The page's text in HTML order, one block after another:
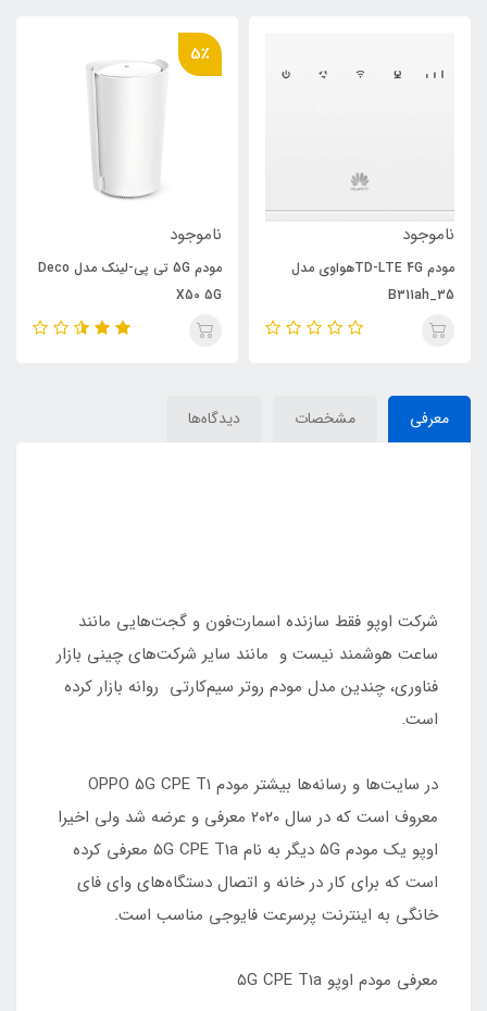
ناموجود
مودم TD-LTE 4Gهواوی مدل
B311ah_35
5٪
ناموجود
مودم 5G تی پی-لینک مدل Deco
X50 5G
معرفی مشخصات دیدگاه‌ها
شرکت اوپو فقط سازنده اسمارت‌فون و گجت‌هایی مانند
ساعت هوشمند نیست و مانند سایر شرکت‌های چینی بازار
فناوری، چندین مدل مودم روتر سیم‌کارتی روانه بازار کرده
است.
در سایت‌ها و رسانه‌ها بیشتر مودم OPPO 5G CPE T1
معروف است که در سال ۲۰۲۰ معرفی و عرضه شد ولی اخیرا
اوپو یک مودم ۵G دیگر به نام ۵G CPE T1a معرفی کرده
است که برای کار در خانه و اتصال دستگاه‌های وای فای
خانگی به اینترنت پرسرعت فایوجی مناسب است.
معرفی مودم اوپو ۵G CPE T1a